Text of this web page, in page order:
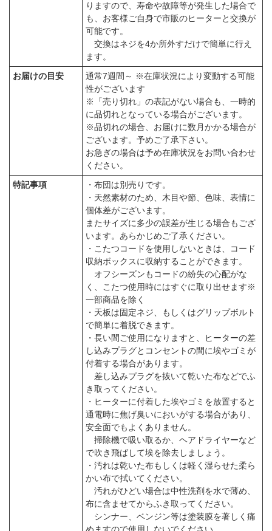
りますので、寿命や故障等が発生した場合で
も、お客様ご自身で市販のヒーターと交換が
可能です。
交換はネジを4か所外すだけで簡単に行え
ます。
お届けの目安
通常7週間～ ※在庫状況により変動する可能
性がございます
※「売り切れ」の表記がない場合も、一時的
に品切れとなっている場合がございます。
※品切れの場合、お届けに数月かかる場合が
ございます。予めご了承下さい。
お急ぎの場合は予め在庫状況をお問い合わせ
ください。
特記事項
・布団は別売りです。
・天然素材のため、木目や節、色味、表情に
個体差がございます。
またサイズに多少の誤差が生じる場合もござ
います。あらかじめご了承ください。
・こたつコードを使用しないときは、コード
収納ボックスに収納することができます。
オフシーズンもコードの紛失の心配がな
く、こたつ使用時にはすぐに取り出せます※
一部商品を除く
・天板は固定ネジ、もしくはグリップボルト
で簡単に着脱できます。
・長い間ご使用になりますと、ヒーターの差
し込みプラグとコンセントの間に埃やゴミが
付着する場合があります。
差し込みプラグを抜いて乾いた布などでふ
き取ってください。
・ヒーターに付着した埃やゴミを放置すると
通電時に焦げ臭いにおいがする場合があり、
安全面でもよくありません。
掃除機で吸い取るか、ヘアドライヤーなど
で吹き飛ばして埃を除去しましょう。
・汚れは乾いた布もしくは軽く湿らせた柔ら
かい布で拭いてください。
汚れがひどい場合は中性洗剤を水で薄め、
布に含ませてからふき取ってください。
シンナー、ベンジン等は塗装膜を著しく痛